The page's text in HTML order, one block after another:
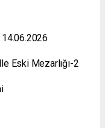
14.06.2026
Eski Mezarlığı-2